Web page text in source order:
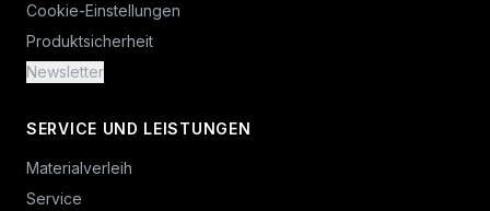
Cookie-Einstellungen
Produktsicherheit
Newsletter
SERVICE UND LEISTUNGEN
Materialverleih
Service